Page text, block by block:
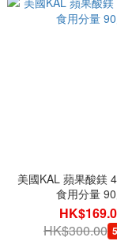
美國KAL 蘋果酸鎂
食用分量
HK$300.00